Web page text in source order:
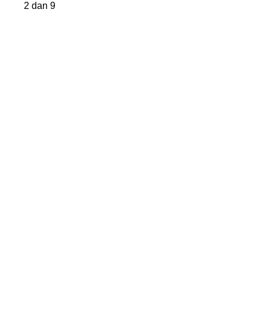
2 dan 9